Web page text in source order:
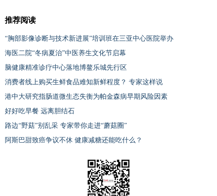
推荐阅读
“胸部影像诊断与技术新进展”培训班在三亚中心医院举办
海医二院“冬病夏治”中医养生文化节启幕
脑健康精准诊疗中心落地博鳌乐城先行区
消费者线上购买生鲜食品难知新鲜程度？ 专家这样说
港中大研究指肠道微生态失衡为帕金森病早期风险因素
好好吃早餐 远离胆结石
路边“野菇”别乱采 专家带你走进“蘑菇圈”
阿斯巴甜致癌争议不休 健康减糖还能吃什么？